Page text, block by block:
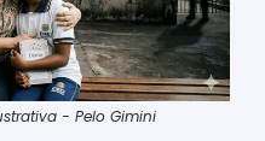
- Pelo Gimini